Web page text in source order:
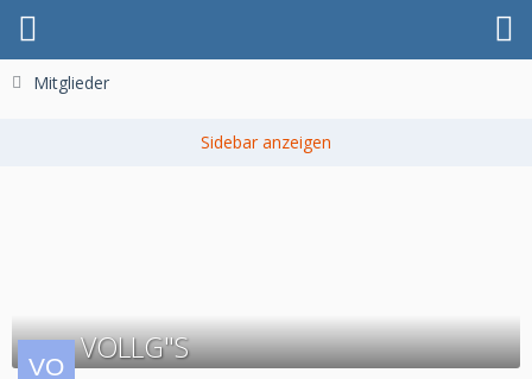
Mitglieder
VOLLG"S